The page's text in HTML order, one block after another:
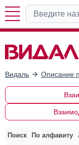
Видаль Описание
Поиск По алфавиту